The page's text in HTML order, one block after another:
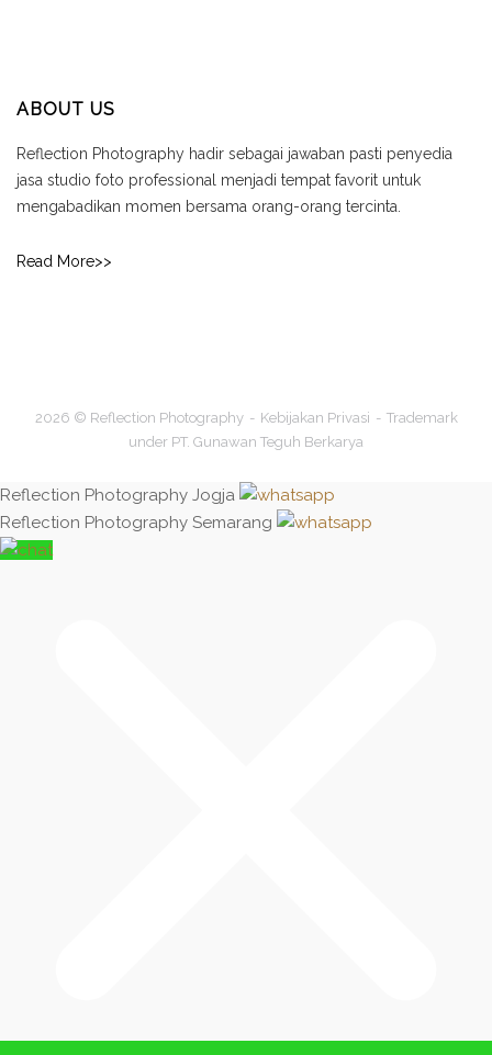
ABOUT US
Reflection Photography hadir sebagai jawaban pasti penyedia
jasa studio foto professional menjadi tempat favorit untuk
mengabadikan momen bersama orang-orang tercinta.
Read More>>
2026 © Reflection Photography Kebijakan Privasi
Trademark
under PT. Gunawan Teguh Berkarya
Reflection Photography Jogja
Reflection Photography Semarang